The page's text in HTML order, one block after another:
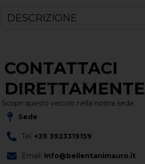
DESCRIZIONE
CONTATTACI
DIRETTAMENTE
Scopri questo veicolo nella nostra sede:
Sede
Tel.+39 3923319159
Email: info@bellentanimauro.it